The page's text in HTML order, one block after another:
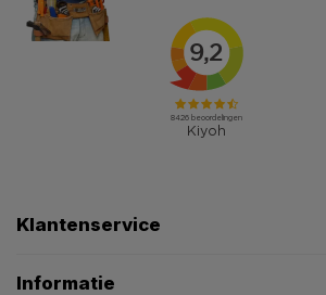
Klantenservice
Informatie